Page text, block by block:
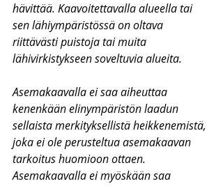
hävittää. Kaavoitettavalla alueella tai
sen lähiympäristössä on oltava
riittävästi puistoja tai muita
lähivirkistykseen soveltuvia alueita.
Asemakaavalla ei saa aiheuttaa
kenenkään elinympäristön laadun
sellaista merkityksellistä heikkenemistä,
joka ei ole perusteltua asemakaavan
tarkoitus huomioon ottaen.
Asemakaavalla ei myöskään saa